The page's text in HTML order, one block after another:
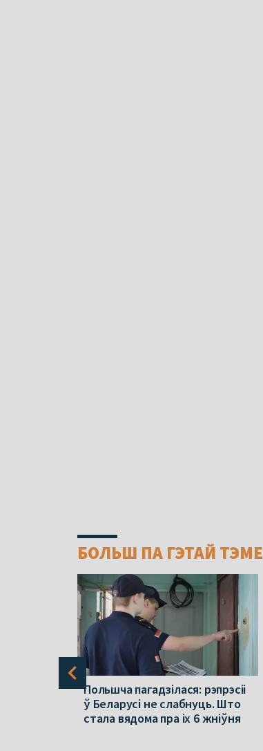
БОЛЬШ ПА ГЭТАЙ ТЭМЕ
Польшча пагадзілася: рэпрэсіі
ў Беларусі не слабнуць. Што
стала вядома пра іх 6 жніўня